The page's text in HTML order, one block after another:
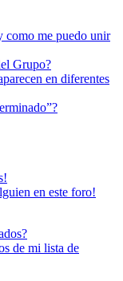
como me puedo unir
Grupo?
en diferentes
en este foro!
de mi lista de